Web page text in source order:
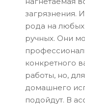
загрязнения.
рода на любых
ручных. Они
конкретного
работы, но,
домашнего
подойдут. В